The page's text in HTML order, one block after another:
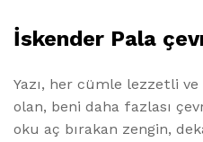
İskender Pala
Yazı, her cümle lezzetli
olan, beni daha fazlası
oku aç bırakan zengin,